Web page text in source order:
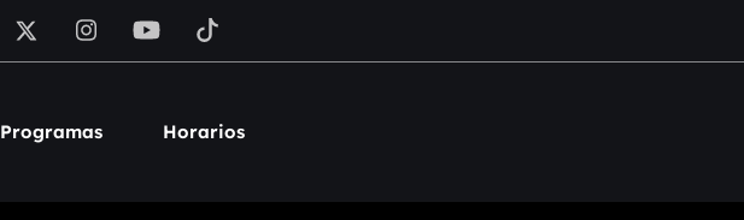
Programas Horarios